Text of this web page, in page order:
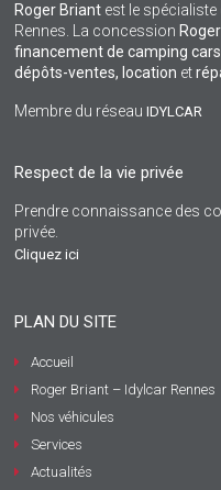
Roger Briant est le
Rennes. La concession
financement de camping
dépôts-ventes, location et
Membre du réseauIDYLCAR
Respect de la vie privée
Prendre connaissance des
privée.
Cliquez ici
PLAN DU SITE
Accueil
Roger Briant – Idylcar Rennes
Nos véhicules
Services
Actualités